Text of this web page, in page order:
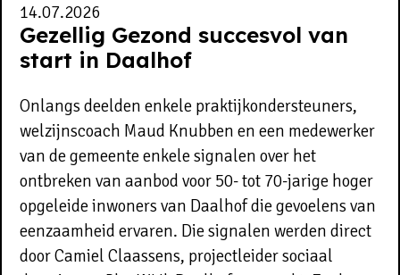
14.07.2026
Gezellig Gezond succesvol van
start in Daalhof
Onlangs deelden enkele praktijkondersteuners,
welzijnscoach Maud Knubben en een medewerker
van de gemeente enkele signalen over het
ontbreken van aanbod voor 50- tot 70-jarige hoger
opgeleide inwoners van Daalhof die gevoelens van
eenzaamheid ervaren. Die signalen werden direct
door Camiel Claassens, projectleider sociaal